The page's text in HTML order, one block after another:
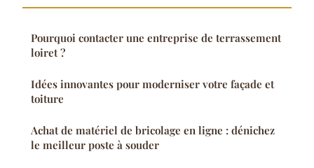
Pourquoi contacter une entreprise de terrassement
loiret ?
Idées innovantes pour moderniser votre façade et
toiture
Achat de matériel de bricolage en ligne : dénichez
le meilleur poste à souder